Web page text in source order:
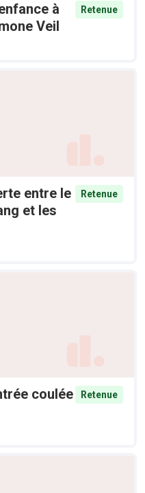
à
Veil
Retenue
entre le
et les
Retenue
coulée
Retenue